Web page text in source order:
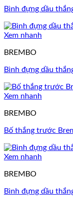
Bình đựng dầu
Xem nhanh
BREMBO
Bình đựng dầu
Xem nhanh
BREMBO
Bố thắng trước
Xem nhanh
BREMBO
Bình đựng dầu